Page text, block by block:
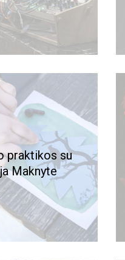
praktikos su
Maknyte